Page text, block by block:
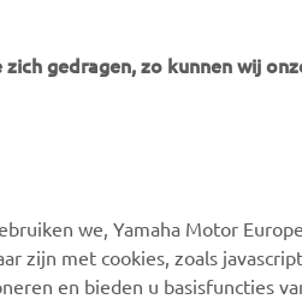
Webshop-ondersteuning
Onderdelencatalogus
gedragen, zo kunnen wij
we, Yamaha Motor
zijn met cookies, zoals
en bieden u basisfuncties